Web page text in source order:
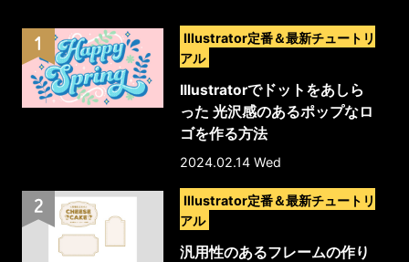
Illustrator定番＆最新チュートリ
アル
Illustratorでドットをあしら
った 光沢感のあるポップなロ
ゴを作る方法
2024.02.14 Wed
Illustrator定番＆最新チュートリ
アル
汎用性のあるフレームの作り